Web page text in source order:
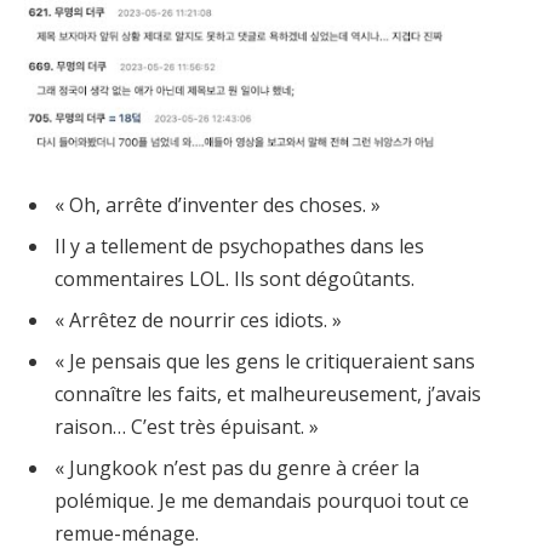
« Oh, arrête d’inventer des choses. »
Il y a tellement de psychopathes dans les
commentaires LOL. Ils sont dégoûtants.
« Arrêtez de nourrir ces idiots. »
« Je pensais que les gens le critiqueraient sans
connaître les faits, et malheureusement, j’avais
raison… C’est très épuisant. »
« Jungkook n’est pas du genre à créer la
polémique. Je me demandais pourquoi tout ce
remue-ménage.